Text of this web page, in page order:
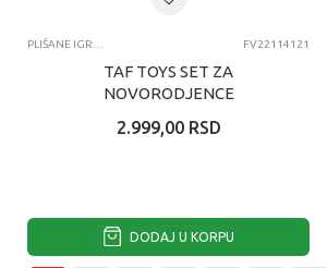
PLIŠANE IGRAČKE ZA BEBE FV22114121
TAF TOYS SET ZA
NOVORODJENCE
2.999,00 RSD
DODAJ U KORPU